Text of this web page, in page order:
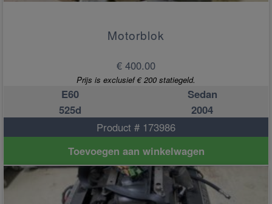
Motorblok
€ 400.00
Prijs is exclusief € 200 statiegeld.
E60
Sedan
525d
2004
Product # 173986
Toevoegen aan winkelwagen